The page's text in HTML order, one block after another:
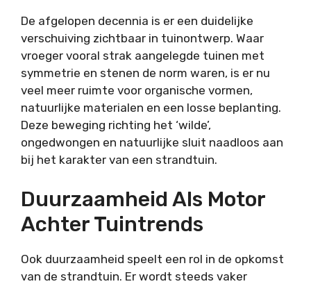
De afgelopen decennia is er een duidelijke
verschuiving zichtbaar in tuinontwerp. Waar
vroeger vooral strak aangelegde tuinen met
symmetrie en stenen de norm waren, is er nu
veel meer ruimte voor organische vormen,
natuurlijke materialen en een losse beplanting.
Deze beweging richting het ‘wilde’,
ongedwongen en natuurlijke sluit naadloos aan
bij het karakter van een strandtuin.
Duurzaamheid Als Motor
Achter Tuintrends
Ook duurzaamheid speelt een rol in de opkomst
van de strandtuin. Er wordt steeds vaker